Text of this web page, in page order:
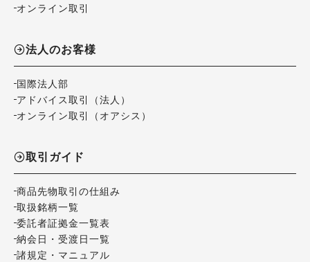
オンライン取引
法人のお客様
国際法人部
アドバイス取引（法人）
オンライン取引（オアシス）
取引ガイド
商品先物取引の仕組み
取扱銘柄一覧
委託者証拠金一覧表
納会日・受渡日一覧
諸規定・マニュアル